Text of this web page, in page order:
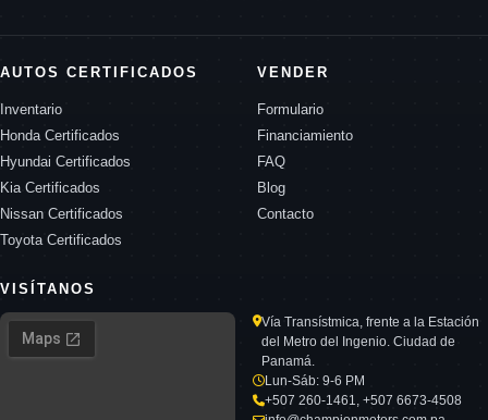
AUTOS CERTIFICADOS
Inventario
Honda Certificados
Hyundai Certificados
Kia Certificados
Nissan Certificados
Toyota Certificados
VENDER
Formulario
Financiamiento
FAQ
Blog
Contacto
VISÍTANOS
Vía Transístmica, frente a la Estación
del Metro del Ingenio. Ciudad de
Panamá.
Lun-Sáb: 9-6 PM
+507 260-1461, +507 6673-4508